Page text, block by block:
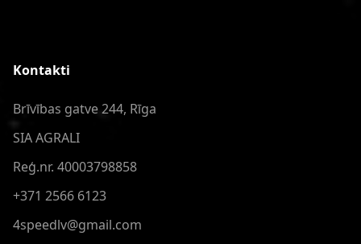
Kontakti
Brīvības gatve 244, Rīga
SIA AGRALI
Reģ.nr. 40003798858
+371 2566 6123
4speedlv@gmail.com